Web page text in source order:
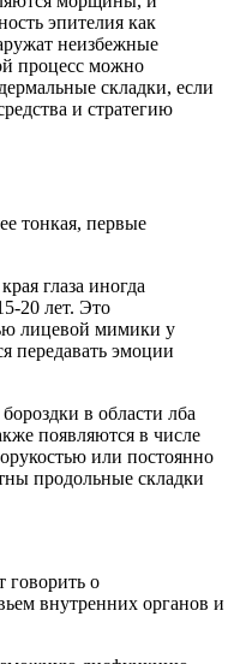
эпителия как
неизбежные
процесс можно
складки, если
и стратегию
тонкая, первые
глаза иногда
20 лет. Это
лицевой мимики у
передавать эмоции
в области лба
появляются в числе
или постоянно
продольные складки
о
внутренних органов и